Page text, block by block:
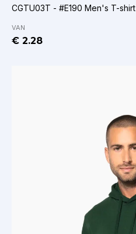
CGTU03T - #E190 Men's T-shirt
VAN
€ 2.28